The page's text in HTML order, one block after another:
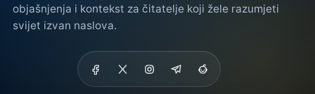
objašnjenja i kontekst za čitatelje koji žele razumjeti
svijet izvan naslova.